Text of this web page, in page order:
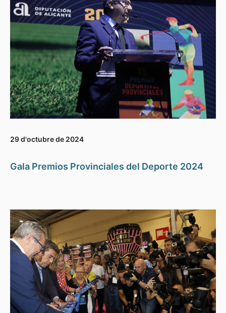
29 d'octubre de 2024
Gala Premios Provinciales del Deporte 2024